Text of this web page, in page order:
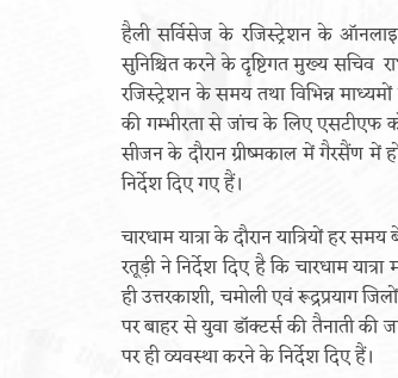
हैली सर्विसेज के रजिस्ट्रेशन के
सुनिश्चित करने के दृष्टिगत मुख्य सचिव
रजिस्ट्रेशन के समय तथा विभिन्न
की गम्भीरता से जांच के लिए एसटीएफ
सीजन के दौरान ग्रीष्मकाल में गैरसैंण में
निर्देश दिए गए हैं।
चारधाम यात्रा के दौरान यात्रियों हर
रतूड़ी ने निर्देश दिए है कि चारधाम
ही उत्तरकाशी, चमोली एवं रूद्रप्रयाग
पर बाहर से युवा डॉक्टर्स की तैनाती की
पर ही व्यवस्था करने के निर्देश दिए हैं।